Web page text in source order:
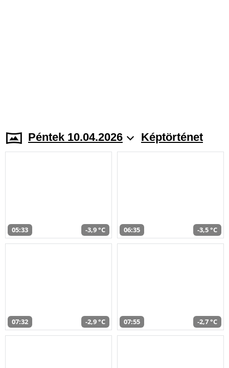
Péntek 10.04.2026 Képtörténet
05:33 -3,9 °C 06:35 -3,5 °C
07:32 -2,9 °C 07:55 -2,7 °C